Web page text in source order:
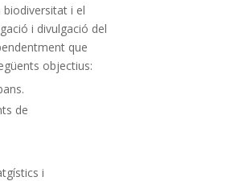
i el
i divulgació del
que
objectius:
de
i